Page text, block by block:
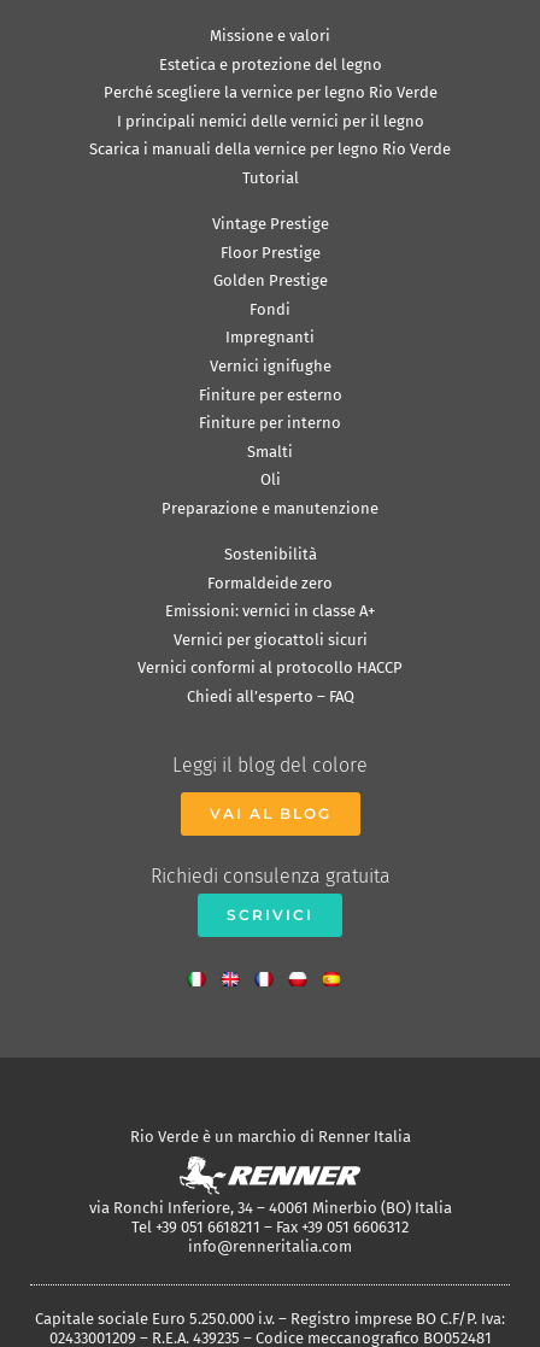
Missione e valori
Estetica e protezione del legno
Perché scegliere la vernice per legno Rio Verde
I principali nemici delle vernici per il legno
Scarica i manuali della vernice per legno Rio Verde
Tutorial
Vintage Prestige
Floor Prestige
Golden Prestige
Fondi
Impregnanti
Vernici ignifughe
Finiture per esterno
Finiture per interno
Smalti
Oli
Preparazione e manutenzione
Sostenibilità
Formaldeide zero
Emissioni: vernici in classe A+
Vernici per giocattoli sicuri
Vernici conformi al protocollo HACCP
Chiedi all’esperto – FAQ
Leggi il blog del colore
VAI AL BLOG
Richiedi consulenza gratuita
SCRIVICI
Rio Verde è un marchio di Renner Italia
via Ronchi Inferiore, 34 – 40061 Minerbio (BO) Italia
Tel +39 051 6618211 – Fax +39 051 6606312
info@renneritalia.com
Capitale sociale Euro 5.250.000 i.v. – Registro imprese BO C.F/P. Iva:
02433001209 – R.E.A. 439235 – Codice meccanografico BO052481